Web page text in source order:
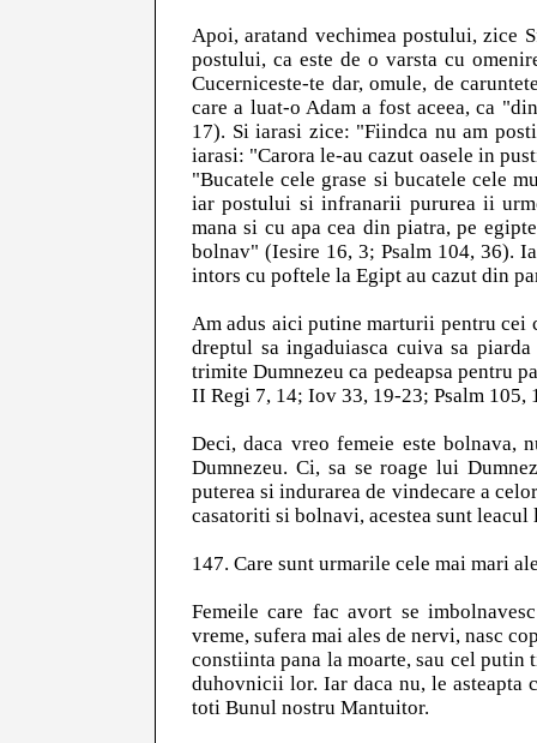
Apoi, aratand vechimea postului, zice
postului, ca este de o varsta cu
Cucerniceste-te dar, omule, de
care a luat-o Adam a fost aceea, ca
17). Si iarasi zice: "Fiindca nu am
iarasi: "Carora le-au cazut oasele in
"Bucatele cele grase si bucatele cele
iar postului si infranarii pururea ii
mana si cu apa cea din piatra, pe
bolnav" (Iesire 16, 3; Psalm 104, 36).
intors cu poftele la Egipt au cazut din
Am adus aici putine marturii pentru cei
dreptul sa ingaduiasca cuiva sa
trimite Dumnezeu ca pedeapsa pentru
II Regi 7, 14; Iov 33, 19-23; Psalm 105,
Deci, daca vreo femeie este bolnava,
Dumnezeu. Ci, sa se roage lui
puterea si indurarea de vindecare a
casatoriti si bolnavi, acestea sunt
147. Care sunt urmarile cele mai mari
Femeile care fac avort se
vreme, sufera mai ales de nervi, nasc
constiinta pana la moarte, sau cel putin
duhovnicii lor. Iar daca nu, le asteapta
toti Bunul nostru Mantuitor.